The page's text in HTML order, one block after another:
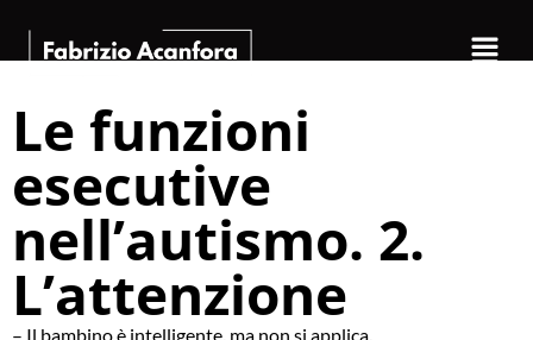
Le funzioni
esecutive
nell’autismo. 2.
L’attenzione
– Il bambino è intelligente, ma non si applica.